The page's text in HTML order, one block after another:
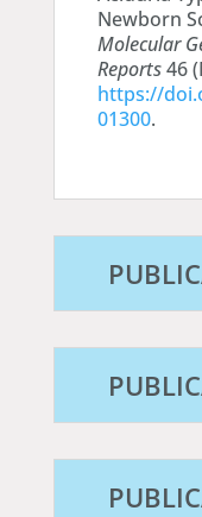
Newborn
Molecular
Reports46
https://
01300.